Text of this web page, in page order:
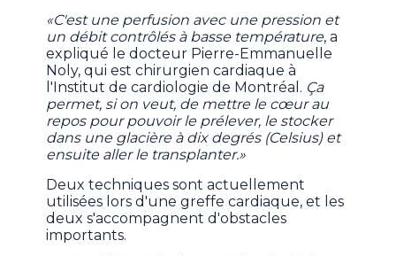
«C'est une perfusion avec une pression et
un débit contrôlés à basse température, a
expliqué le docteur Pierre-Emmanuelle
Noly, qui est chirurgien cardiaque à
l'Institut de cardiologie de Montréal. Ça
permet, si on veut, de mettre le cœur au
repos pour pouvoir le prélever, le stocker
dans une glacière à dix degrés (Celsius) et
ensuite aller le transplanter.»
Deux techniques sont actuellement
utilisées lors d'une greffe cardiaque, et les
deux s'accompagnent d'obstacles
importants.